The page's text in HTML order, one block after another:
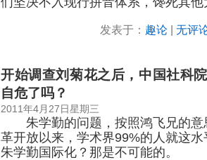
发表于： 趣论| 无评
开始调查刘菊花之后，中国社科
自危了吗？
2011年4月27日星期三
朱学勤的问题，按照鸿飞兄的意
革开放以来，学术界99%的人就这
朱学勤国际化？那是不可能的。